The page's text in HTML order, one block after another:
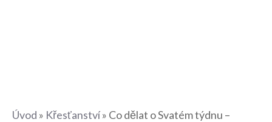
Úvod » Křesťanství» Co dělat o Svatém týdnu –